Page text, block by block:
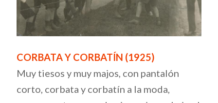
CORBATA Y CORBATÍN (1925)
Muy tiesos y muy majos, con pantalón
corto, corbata y corbatín a la moda,